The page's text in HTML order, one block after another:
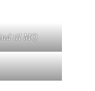
til MQ